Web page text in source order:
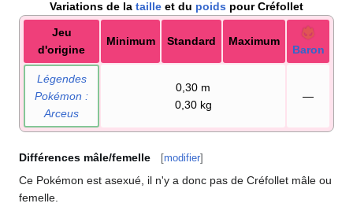
Variations de la taille et du poids pour Créfollet
Jeu
d'origine
Minimum Standard Maximum
Baron
Légendes
Pokémon :
Arceus
0,30 m
0,30 kg
—
Différences mâle/femelle [modifier]
Ce Pokémon est asexué, il n'y a donc pas de Créfollet mâle ou
femelle.